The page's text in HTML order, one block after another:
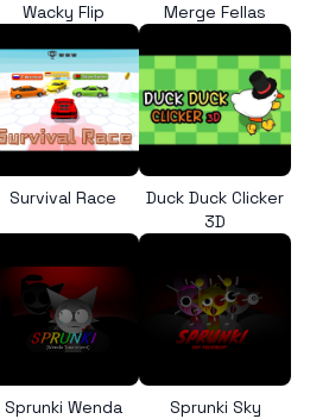
Wacky Flip Merge Fellas
Survival Race
Duck Duck Clicker
3D
Sprunki Wenda
Sprunki Sky